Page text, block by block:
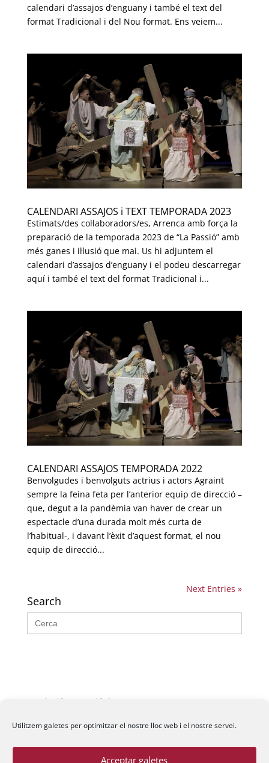
Utilitzem galetes per optimitzar el nostre lloc web i el nostre servei.
Acceptar galetes
calendari d’assajos d’enguany i també el text del
format Tradicional i del Nou format. Ens veiem...
CALENDARI ASSAJOS i TEXT TEMPORADA 2023
Estimats/des col·laboradors/es, Arrenca amb força la
preparació de la temporada 2023 de “La Passió” amb
més ganes i il·lusió que mai. Us hi adjuntem el
calendari d’assajos d’enguany i el podeu descarregar
aquí i també el text del format Tradicional i...
CALENDARI ASSAJOS TEMPORADA 2022
Benvolgudes i benvolguts actrius i actors Agraint
sempre la feina feta per l’anterior equip de direcció –
que, degut a la pandèmia van haver de crear un
espectacle d’una durada molt més curta de
l’habitual-, i davant l’èxit d’aquest format, el nou
equip de direcció...
Next Entries »
Search
Search
for:
Fundació La Passió d’Esparreguera, 2026